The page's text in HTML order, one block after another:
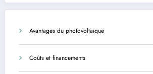
Avantages du photovoltaïque
Coûts et financements